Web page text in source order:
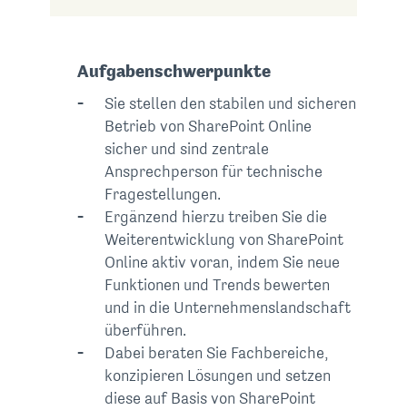
Aufgabenschwerpunkte
Sie stellen den stabilen und sicheren
Betrieb von SharePoint Online
sicher und sind zentrale
Ansprechperson für technische
Fragestellungen.
Ergänzend hierzu treiben Sie die
Weiterentwicklung von SharePoint
Online aktiv voran, indem Sie neue
Funktionen und Trends bewerten
und in die Unternehmenslandschaft
überführen.
Dabei beraten Sie Fachbereiche,
konzipieren Lösungen und setzen
diese auf Basis von SharePoint